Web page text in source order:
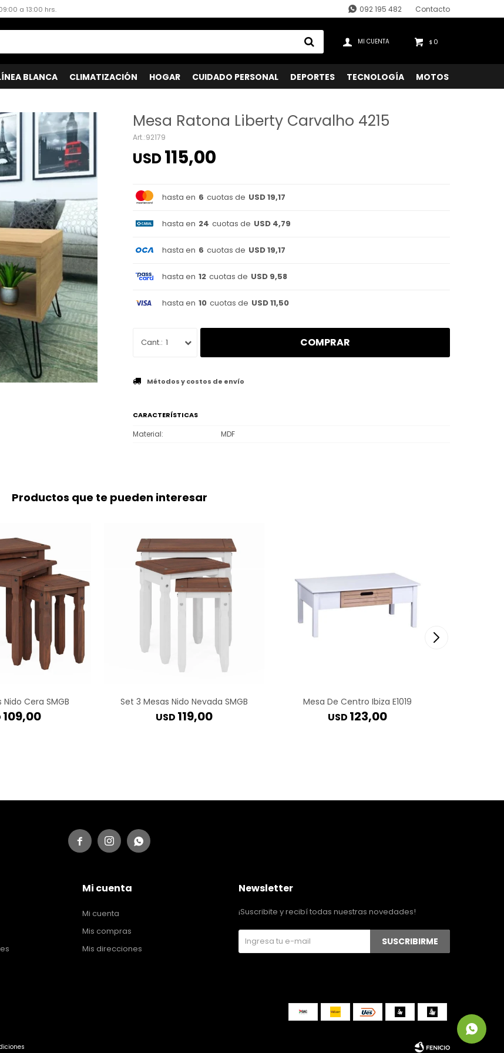
BLANCA CLIMATIZACIÓN HOGAR CUIDADO PERSONAL DEPORTES TECNOLOGÍA MOTOS
$ 0
a 13:00 hrs. 092 195 482 Contacto
Mesa Ratona Liberty Carvalho 4215
92179
USD115,00
hasta en 6 cuotas de USD 19,17
hasta en 24 cuotas de USD 4,79
hasta en 6 cuotas de USD 19,17
hasta en 12 cuotas de USD 9,58
hasta en 10 cuotas de USD 11,50
1 COMPRAR
Métodos y costos de envío
CARACTERÍSTICAS
Material MDF
Productos que te pueden interesar
Cera SMGB
109,00
Set 3 Mesas Nido Nevada SMGB
USD 119,00
Mesa De Centro Ibiza E1019
USD 123,00
  
Mi cuenta
Mi cuenta
Mis compras
Mis direcciones
Newsletter
¡Suscribite y recibí todas nuestras novedades!
SUSCRIBIRME